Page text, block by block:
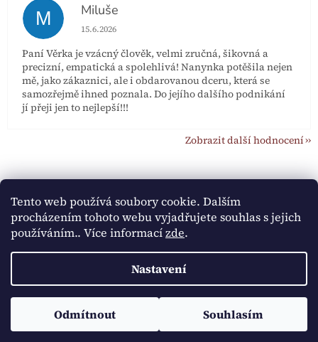
Tento web používá soubory cookie. Dalším
procházením tohoto webu vyjadřujete souhlas s jejich
používáním.. Více informacízde.
Nastavení
Odmítnout Souhlasím
M Miluše
Hodnocení obchodu je 5 z 5 hvězdiček.
15.6.2026
Paní Věrka je vzácný člověk, velmi zručná, šikovná a
precizní, empatická a spolehlivá! Nanynka potěšila nejen
mě, jako zákaznici, ale i obdarovanou dceru, která se
samozřejmě ihned poznala. Do jejího dalšího podnikání
jí přeji jen to nejlepší!!!
Zobrazit další hodnocení
á
Copyright 2026Nanynky. Všechna práva vyhrazena.Upravit